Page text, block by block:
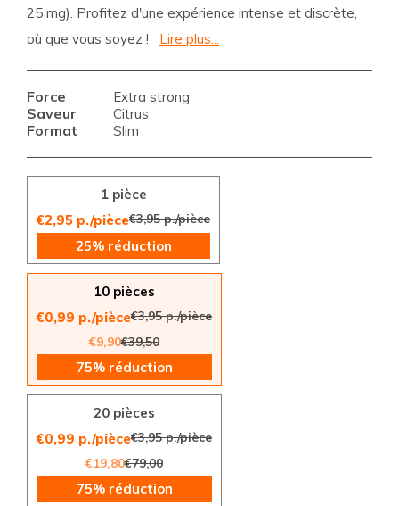
25 mg). Profitez d'une expérience intense et discrète,
où que vous soyez !
Lire plus...
Force Extra strong
Saveur Citrus
Format Slim
1 pièce
€2,95 p./pièce€3,95 p./pièce
25% réduction
10 pièces
€0,99 p./pièce€3,95 p./pièce
€9,90€39,50
75% réduction
20 pièces
€0,99 p./pièce€3,95 p./pièce
€19,80€79,00
75% réduction